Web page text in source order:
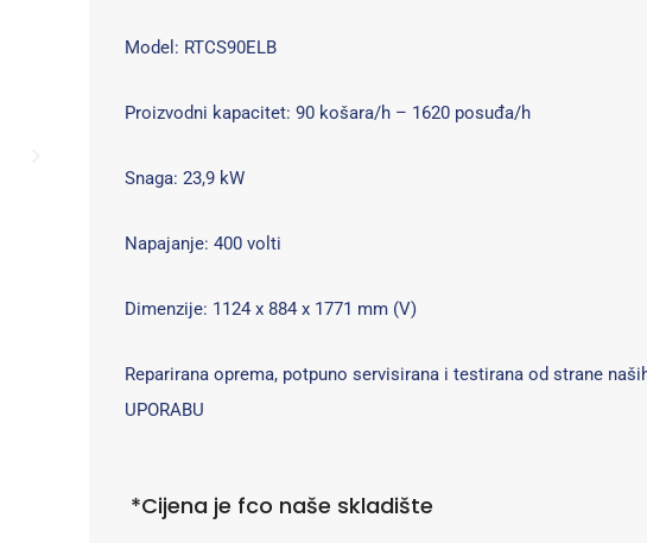
Model: RTCS90ELB
Proizvodni kapacitet: 90 košara/h – 1620 posuđa/h
Snaga: 23,9 kW
Napajanje: 400 volti
Dimenzije: 1124 x 884 x 1771 mm (V)
Reparirana oprema, potpuno servisirana i testirana od strane
UPORABU
*Cijena je fco naše skladište